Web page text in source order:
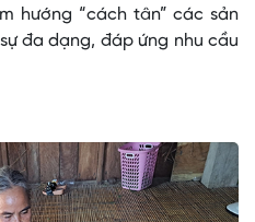
hướng “cách tân” các sản
đa dạng, đáp ứng nhu cầu